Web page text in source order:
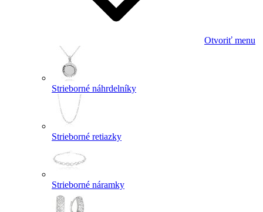
Otvoriť menu
Strieborné náhrdelníky
Strieborné retiazky
Strieborné náramky